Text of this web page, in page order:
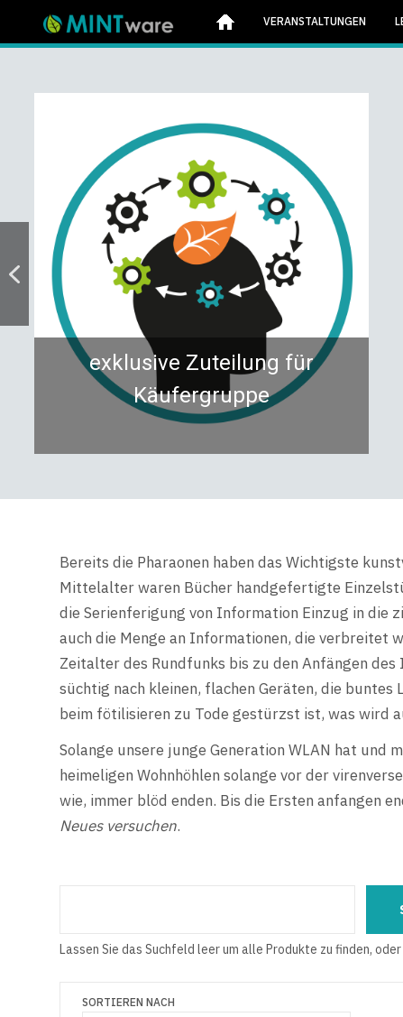
VERANSTALTUNGEN
exklusive Zuteilung für
Käufergruppe
Bereits die Pharaonen haben das Wichtigste
Mittelalter waren Bücher handgefertigte
die Serienferigung von Information Einzug in die
auch die Menge an Informationen, die verbreitet
Zeitalter des Rundfunks bis zu den Anfängen
süchtig nach kleinen, flachen Geräten, die
beim fötilisieren zu Tode gestürzst ist, was wird
Solange unsere junge Generation WLAN hat
heimeligen Wohnhöhlen solange vor der
wie, immer blöd enden. Bis die Ersten anfangen
Neues versuchen.
Lassen Sie das Suchfeld leer um alle Produkte zu finden,
SORTIEREN NACH